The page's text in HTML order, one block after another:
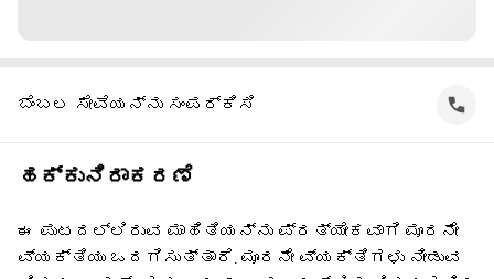
ಬೆಂಬಲ ಸೇವೆಯನ್ನು ಸಂಪರ್ಕಿಸಿ
ಹಕ್ಕುನಿರಾಕರಣೆ
ಈ ಪುಟದಲ್ಲಿರುವ ಮಾಹಿತಿಯನ್ನು ಪ್ರತ್ಯೇಕವಾಗಿ ಮೂರನೇ
ವ್ಯಕ್ತಿಯು ಒದಗಿಸುತ್ತಾರೆ. ಮೂರನೇ ವ್ಯಕ್ತಿಗಳು ನೀಡುವ